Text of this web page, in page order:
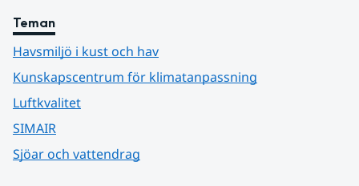
Teman
Havsmiljö i kust och hav
Kunskapscentrum för klimatanpassning
Luftkvalitet
SIMAIR
Sjöar och vattendrag